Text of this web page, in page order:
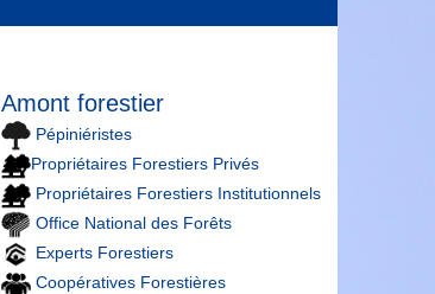
Amont forestier
Pépiniéristes
Propriétaires Forestiers Privés
Propriétaires Forestiers Institutionnels
Office National des Forêts
Experts Forestiers
Coopératives Forestières